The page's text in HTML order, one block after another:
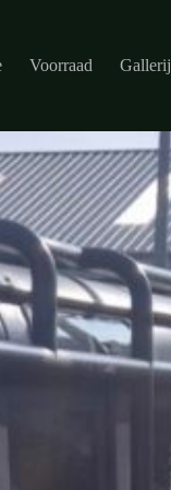
Voorraad Gallerij